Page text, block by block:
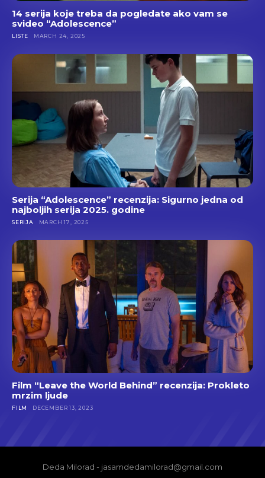
14 serija koje treba da pogledate ako vam se
svideo “Adolescence”
LISTE MARCH 24, 2025
Serija “Adolescence” recenzija: Sigurno jedna od
najboljih serija 2025. godine
SERIJA MARCH 17, 2025
Film “Leave the World Behind” recenzija: Prokleto
mrzim ljude
FILM DECEMBER 13, 2023
Deda Milorad - jasamdedamilorad@gmail.com